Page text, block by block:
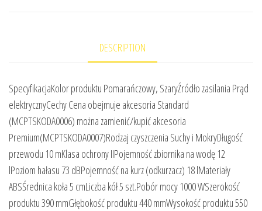
DESCRIPTION
SpecyfikacjaKolor produktu Pomarańczowy, SzaryŹródło zasilania Prąd
elektrycznyCechy Cena obejmuje akcesoria Standard
(MCPTSKODA0006) można zamienić/kupić akcesoria
Premium(MCPTSKODA0007)Rodzaj czyszczenia Suchy i MokryDługość
przewodu 10 mKlasa ochrony IIPojemność zbiornika na wodę 12
lPoziom hałasu 73 dBPojemność na kurz (odkurzacz) 18 lMateriały
ABSŚrednica koła 5 cmLiczba kół 5 szt.Pobór mocy 1000 WSzerokość
produktu 390 mmGłębokość produktu 440 mmWysokość produktu 550